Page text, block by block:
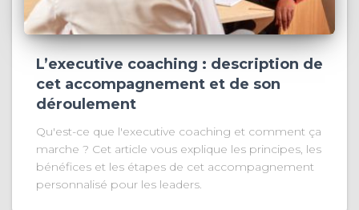
L’executive coaching : description de
cet accompagnement et de son
déroulement
Qu'est-ce que l'executive coaching et comment ça
marche ? Cet article vous explique les principes, les
bénéfices et les étapes de cet accompagnement
personnalisé pour les leaders.